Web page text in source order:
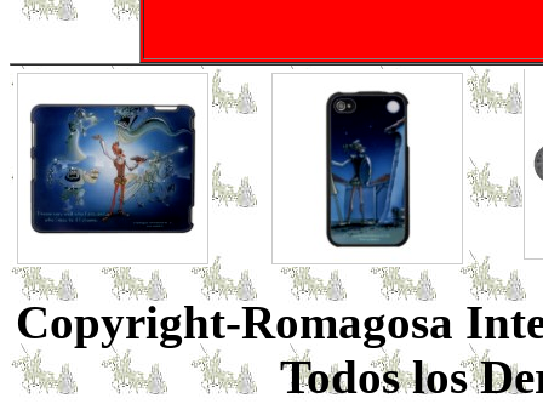
Copyright-Romagosa
Todos los